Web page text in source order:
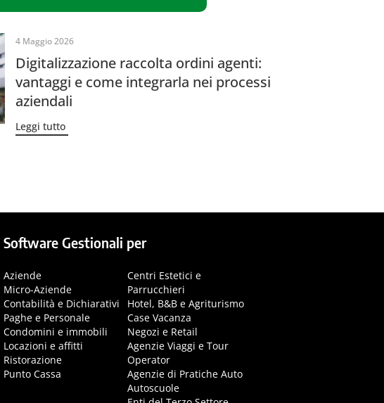
4 Maggio 2026
Digitalizzazione raccolta ordini agenti:
vantaggi e come integrarla nei processi
aziendali
Leggi tutto
Software Gestionali per
Aziende
Micro-Aziende
Contabilità e Dichiarativi
Paghe e Personale
Condomini e immobili
Locazioni e affitti
Ristorazione
Punto Cassa
Centri Estetici e
Parrucchieri
Hotel, B&B e Agriturismo
Case Vacanza
Negozi e Retail
Agenzie Viaggi e Tour
Operator
Agenzie di Pratiche Auto
Autoscuole